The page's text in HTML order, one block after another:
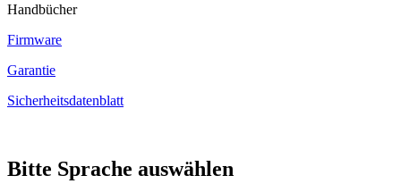
Handbücher
Firmware
Garantie
Sicherheitsdatenblatt
Bitte Sprache auswählen